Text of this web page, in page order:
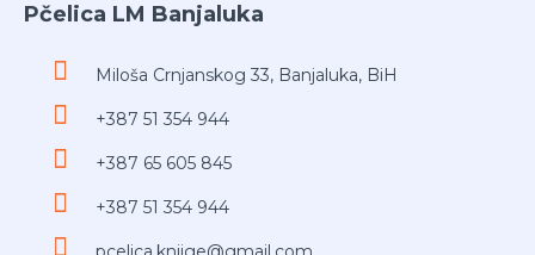
Pčelica LM Banjaluka
Miloša Crnjanskog 33, Banjaluka, BiH
+387 51 354 944
+387 65 605 845
+387 51 354 944